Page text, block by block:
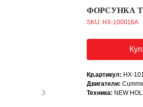
ФОРСУНКА
SKU: HX-100016A
Кр.артикул: HX-
Двигатели:
Техника: NEW